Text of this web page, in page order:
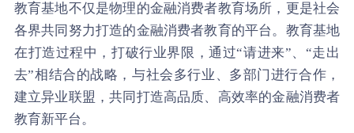
教育基地不仅是物理的金融消费者教育场所，更是社会
各界共同努力打造的金融消费者教育的平台。教育基地
在打造过程中，打破行业界限，通过“请进来”、“走出
去”相结合的战略，与社会多行业、多部门进行合作，
建立异业联盟，共同打造高品质、高效率的金融消费者
教育新平台。